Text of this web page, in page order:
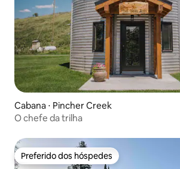
Cabana ⋅ Pincher Creek
O chefe da trilha
Preferido dos hóspedes
Preferido dos hóspedes